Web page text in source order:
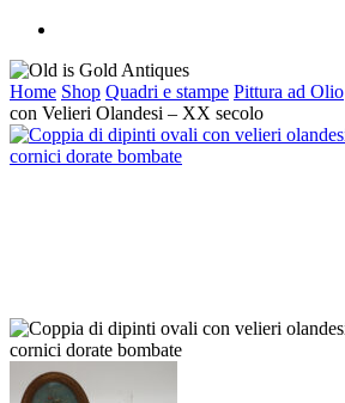
Home Shop Quadri e stampe Pittura ad Olio
con Velieri Olandesi – XX secolo